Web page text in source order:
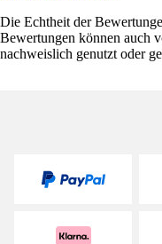
Die Echtheit der
Bewertungen können auch
nachweislich genutzt oder